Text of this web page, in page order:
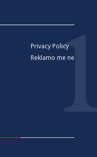
Privacy Policy
Reklamo me ne